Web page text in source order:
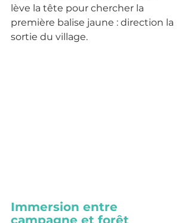
lève la tête pour chercher la
première balise jaune : direction la
sortie du village.
Immersion entre
campagne et forêt